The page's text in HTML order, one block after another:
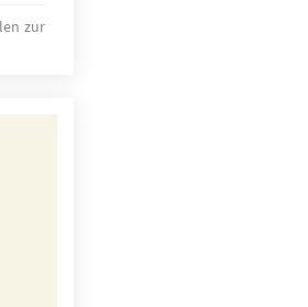
zur